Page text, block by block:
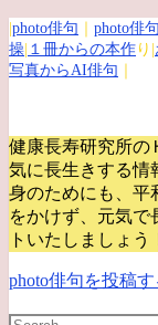
photo俳句 photo俳
操 １冊からの本作 り|
写真からAI俳句
健康長寿研究所の
気に長生きする情
身のためにも、平
をかけず、元気で
トいたしましょう
photo俳句を投稿す